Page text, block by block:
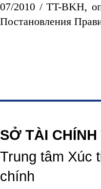
07/2010 / TT-BKH,
Постановления
SỞ TÀI
Trung tâm Xúc
chính